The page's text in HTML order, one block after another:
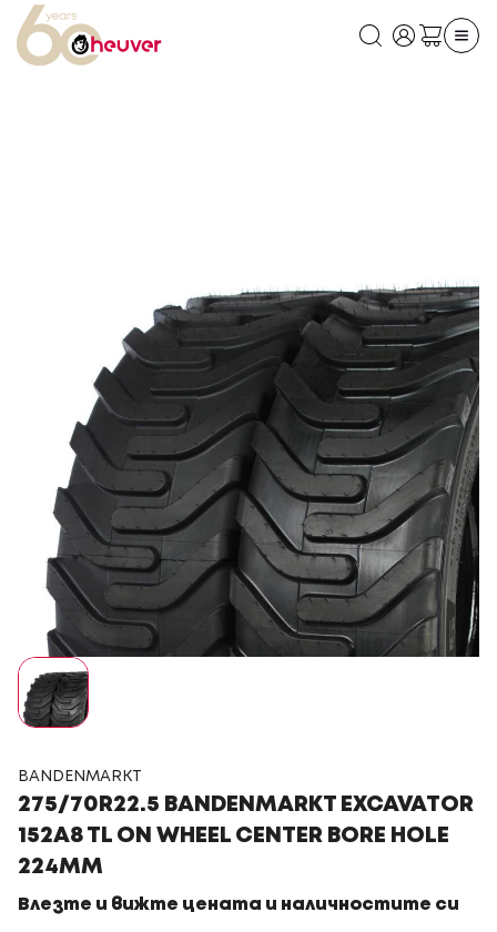
BANDENMARKT
275/70R22.5 BANDENMARKT EXCAVATOR
152A8 TL ON WHEEL CENTER BORE HOLE
224MM
Влезте и вижте цената и наличностите си